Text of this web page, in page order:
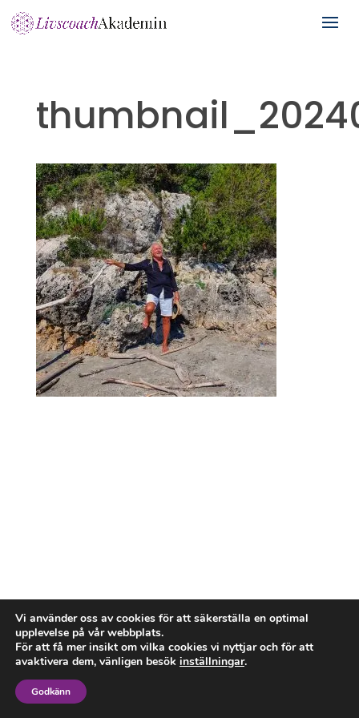
Vi använder oss av cookies för att säkerställa en optimal
upplevelse på vår webbplats.
För att få mer insikt om vilka cookies vi nyttjar och för att
avaktivera dem, vänligen besök inställningar.
Godkänn